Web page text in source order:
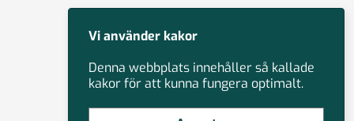
Vi använder kakor
Denna webbplats innehåller så kallade
kakor för att kunna fungera optimalt.